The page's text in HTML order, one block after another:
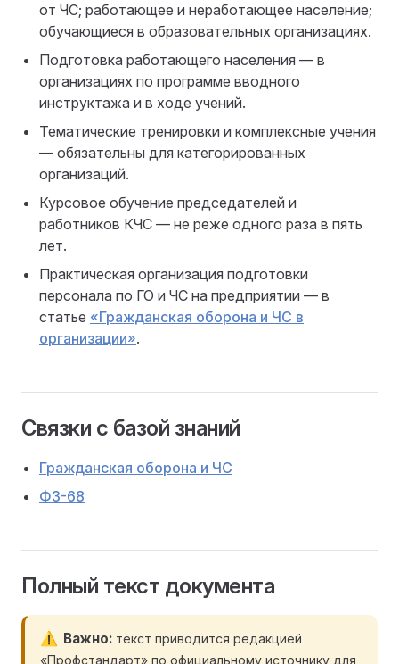
от ЧС; работающее и неработающее население;
обучающиеся в образовательных организациях.
Подготовка работающего населения — в
организациях по программе вводного
инструктажа и в ходе учений.
Тематические тренировки и комплексные учения
— обязательны для категорированных
организаций.
Курсовое обучение председателей и
работников КЧС — не реже одного раза в пять
лет.
Практическая организация подготовки
персонала по ГО и ЧС на предприятии — в
статье «Гражданская оборона и ЧС в
организации».
Связки с базой знаний
Гражданская оборона и ЧС
ФЗ-68
Полный текст документа
Важно текст приводится редакцией
«Профстандарт» по официальному источнику для